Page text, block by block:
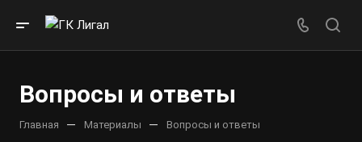
Вопросы и ответы
Главная — Материалы — Вопросы и ответы